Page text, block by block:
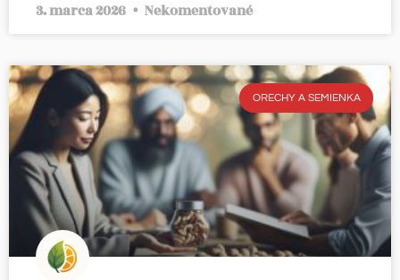
3. marca 2026 Nekomentované
ORECHY A SEMIENKA